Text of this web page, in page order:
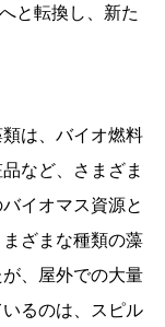
と転換し、新た
は、バイオ燃料
など、さまざま
イオマス資源と
ざまな種類の藻
、屋外での大量
るのは、スピル